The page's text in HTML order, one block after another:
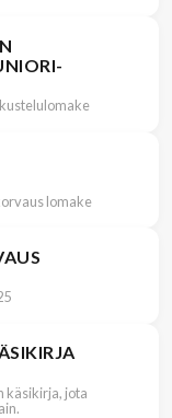
lomake
käsikirja, jota